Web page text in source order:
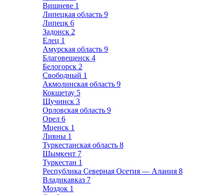
Вишневе 1
Липецкая область 9
Липецк 6
Задонск 2
Елец 1
Амурская область 9
Благовещенск 4
Белогорск 2
Свободный 1
Акмолинская область 9
Кокшетау 5
Щучинск 3
Орловская область 9
Орел 6
Мценск 1
Ливны 1
Туркестанская область 8
Шымкент 7
Туркестан 1
Республика Северная Осетия — Алания 8
Владикавказ 7
Моздок 1